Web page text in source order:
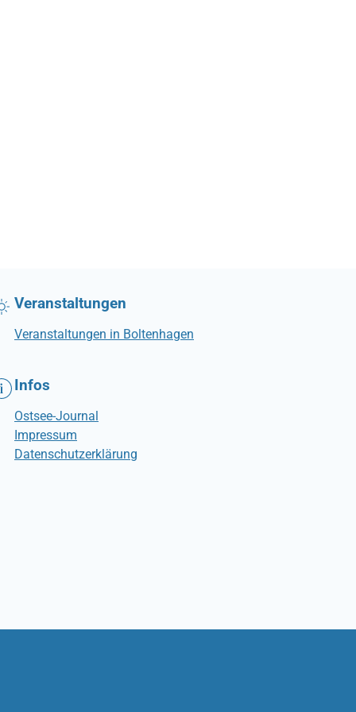
Veranstaltungen
Veranstaltungen in Boltenhagen
Infos
Ostsee-Journal
Impressum
Datenschutzerklärung